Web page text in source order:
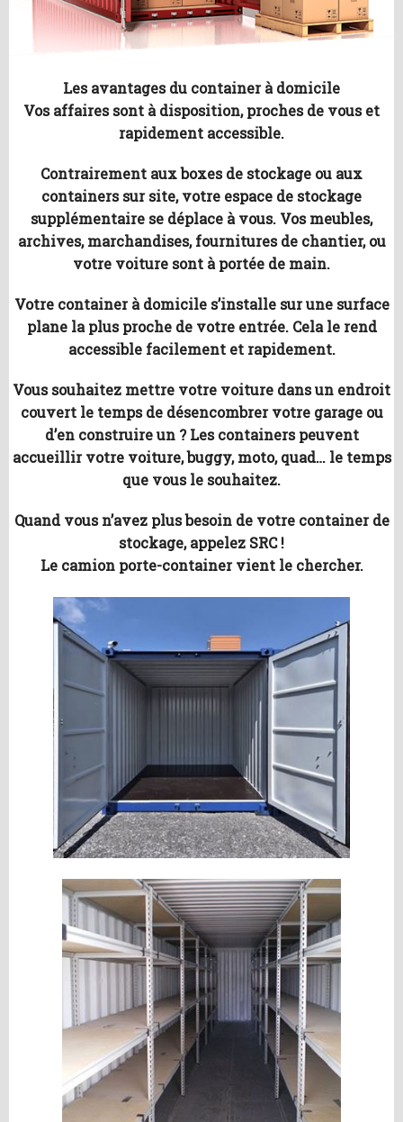
Les avantages du container à domicile
Vos affaires sont à disposition, proches de vous et
rapidement accessible.
Contrairement aux boxes de stockage ou aux
containers sur site, votre espace de stockage
supplémentaire se déplace à vous. Vos meubles,
archives, marchandises, fournitures de chantier, ou
votre voiture sont à portée de main.
Votre container à domicile s’installe sur une surface
plane la plus proche de votre entrée. Cela le rend
accessible facilement et rapidement.
Vous souhaitez mettre votre voiture dans un endroit
couvert le temps de désencombrer votre garage ou
d’en construire un ? Les containers peuvent
accueillir votre voiture, buggy, moto, quad… le temps
que vous le souhaitez.
Quand vous n’avez plus besoin de votre container de
stockage, appelez SRC !
Le camion porte-container vient le chercher.